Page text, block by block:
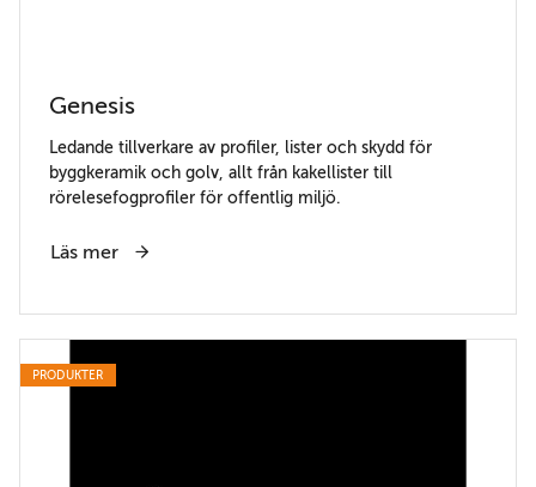
Genesis
Ledande tillverkare av profiler, lister och skydd för
byggkeramik och golv, allt från kakellister till
rörelesefogprofiler för offentlig miljö.
Läs mer
PRODUKTER